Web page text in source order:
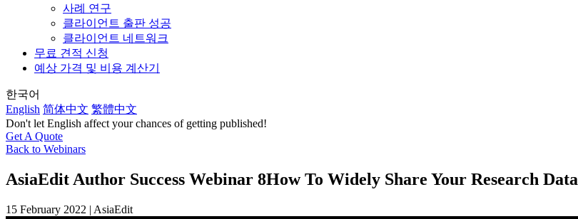
사례 연구
클라이언트 출판 성공
클라이언트 네트워크
무료 견적 신청
예상 가격 및 비용 계산기
한국어
English 简体中文 繁體中文
Don't let English affect your chances of getting published!
Get A Quote
Back to Webinars
AsiaEdit Author Success Webinar 8How To Widely Share Your Research Data
15 February 2022 | AsiaEdit